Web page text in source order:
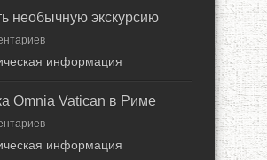
необычную экскурсию
информация
Omnia Vatican в Риме
информация